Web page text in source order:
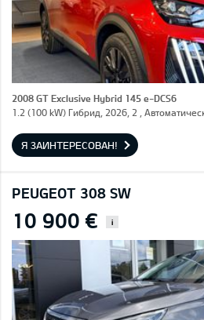
2008 GT Exclusive Hybrid 145 e-DCS6
1.2 (100 kW) Гибрид, 2026, 2 ,
Я ЗАИНТЕРЕСОВАН!
PEUGEOT 308 SW
10 900 € i